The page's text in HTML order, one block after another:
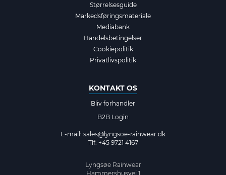
Størrelsesguide
Markedsføringsmateriale
Mediabank
Handelsbetingelser
Cookiepolitik
Privatlivspolitik
KONTAKT OS
Bliv forhandler
B2B Login
E-mail: sales@lyngsoe-rainwear.dk
Tlf: +45 9721 4167
Lyngsøe Rainwear
Hammershusvej 1